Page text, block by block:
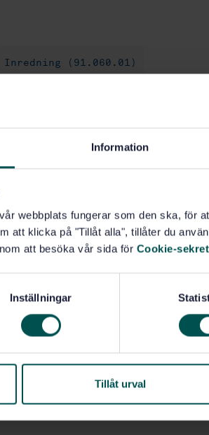
Information
webbplats fungerar som den ska, för
att klicka på "Tillåt alla", tillåter du
att besöka vår sida för Cookie-
Inställningar
Tillåt urval
Inredning (91.060.01)